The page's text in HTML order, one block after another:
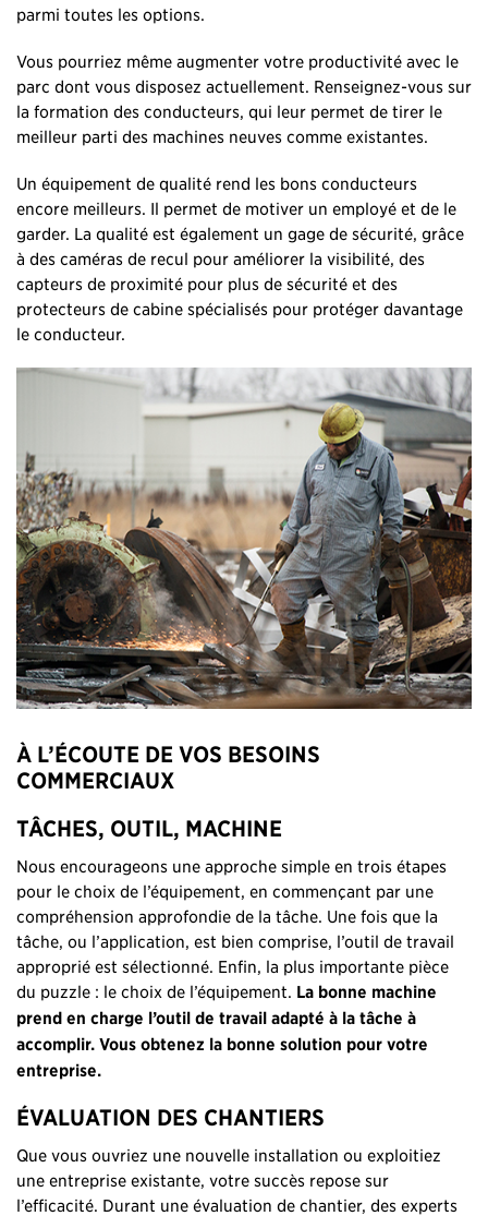
parmi toutes les options.
Vous pourriez même augmenter votre productivité avec le
parc dont vous disposez actuellement. Renseignez-vous sur
la formation des conducteurs, qui leur permet de tirer le
meilleur parti des machines neuves comme existantes.
Un équipement de qualité rend les bons conducteurs
encore meilleurs. Il permet de motiver un employé et de le
garder. La qualité est également un gage de sécurité, grâce
à des caméras de recul pour améliorer la visibilité, des
capteurs de proximité pour plus de sécurité et des
protecteurs de cabine spécialisés pour protéger davantage
le conducteur.
À L’ÉCOUTE DE VOS BESOINS
COMMERCIAUX
TÂCHES, OUTIL, MACHINE
Nous encourageons une approche simple en trois étapes
pour le choix de l’équipement, en commençant par une
compréhension approfondie de la tâche. Une fois que la
tâche, ou l’application, est bien comprise, l’outil de travail
approprié est sélectionné. Enfin, la plus importante pièce
du puzzle : le choix de l’équipement. La bonne machine
prend en charge l’outil de travail adapté à la tâche à
accomplir. Vous obtenez la bonne solution pour votre
entreprise.
ÉVALUATION DES CHANTIERS
Que vous ouvriez une nouvelle installation ou exploitiez
une entreprise existante, votre succès repose sur
l’efficacité. Durant une évaluation de chantier, des experts